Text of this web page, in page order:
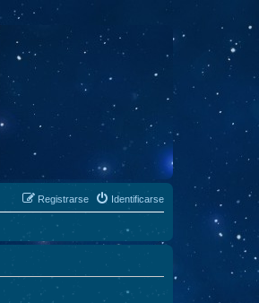
Identificarse
Registrarse